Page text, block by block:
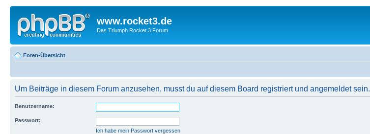
www.rocket3.de
Das Triumph Rocket 3 Forum
Foren-Übersicht
Um Beiträge in diesem Forum anzusehen, musst du auf diesem Board registriert und angemeldet sein.
Benutzername:
Passwort:
Ich habe mein Passwort vergessen